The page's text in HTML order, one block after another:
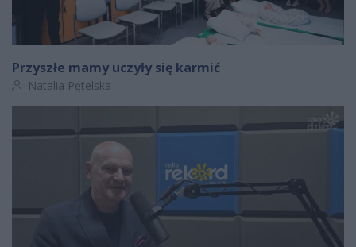
Przyszłe mamy uczyły się karmić
Autor artykułu:
Natalia Pętelska